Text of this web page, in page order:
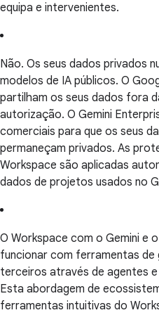
equipa e intervenientes.
Não. Os seus dados privados
modelos de IA públicos. O
partilham os seus dados fora
autorização. O Gemini
comerciais para que os seus
permaneçam privados. As
Workspace são aplicadas
dados de projetos usados no
O Workspace com o Gemini e
funcionar com ferramentas
terceiros através de agentes
Esta abordagem de
ferramentas intuitivas do